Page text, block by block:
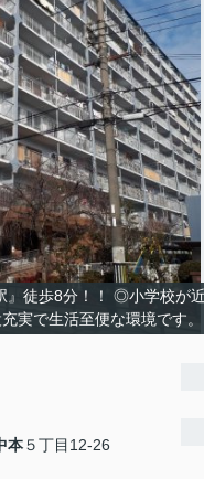
徒歩8分！！ ◎小学校が
実で生活至便な環境です。
本５丁目12-26